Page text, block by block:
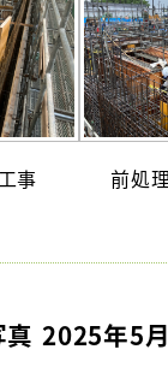
事 前処
2025年5月